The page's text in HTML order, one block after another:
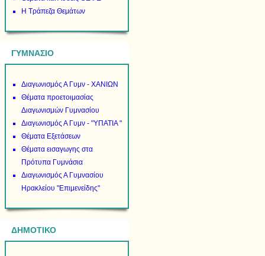
Η Τράπεζα Θεμάτων
ΓΥΜΝΑΣΙΟ
Διαγωνισμός Α Γυμν - ΧΑΝΙΩΝ
Θέματα προετοιμασίας
Διαγωνισμών Γυμνασίου
Διαγωνισμός Α Γυμν - "ΥΠΑΤΙΑ "
Θέματα Εξετάσεων
Θέματα εισαγωγης στα
Πρότυπα Γυμνάσια
Διαγωνισμός Α Γυμνασίου
Ηρακλείου "Επιμενείδης"
ΔΗΜΟΤΙΚΟ